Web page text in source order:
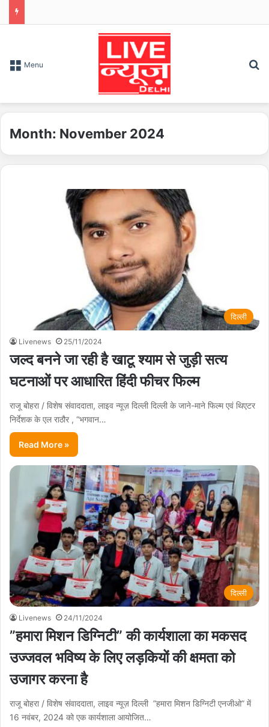
Menu
Month: November 2024
दिल्ली
Livenews 25/11/2024
जल्द बनने जा रही है खाटू श्याम से जुड़ी सत्य
घटनाओं पर आधारित हिंदी फीचर फिल्म
राजू बोहरा / विशेष संवाददाता, लाइव न्यूज़ दिल्ली दिल्ली के जाने-माने फिल्म एवं थिएटर
निर्देशक के एल राठौर , “भगवान…
Read More »
दिल्ली
Livenews 24/11/2024
”हमारा मिशन डिग्निटी” की कार्यशाला का मकसद
उज्जवल भविष्य के लिए लड़कियों की क्षमता को
उजागर करना है
राजू बोहरा / विशेष संवाददाता, लाइव न्यूज़ दिल्ली ”हमारा मिशन डिग्निटी एनजीओ” में
16 नवंबर, 2024 को एक कार्यशाला आयोजित…